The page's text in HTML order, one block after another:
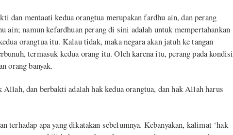
dan mentaati kedua orangtua merupakan fardhu ain, dan perang
ain; namun kefardhuan perang di sini adalah untuk mempertahankan
orangtua itu. Kalau tidak, maka negara akan jatuh ke tangan
termasuk kedua orang itu. Oleh karena itu, perang pada kondisi
orang banyak.
dan berbakti adalah hak kedua orangtua, dan hak Allah harus
terhadap apa yang dikatakan sebelumnya. Kebanyakan, kalimat ‘hak